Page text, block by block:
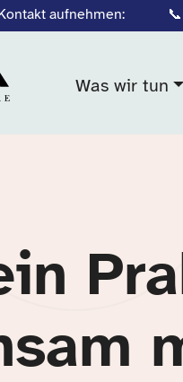
aufnehmen: 📞
Was wir tun